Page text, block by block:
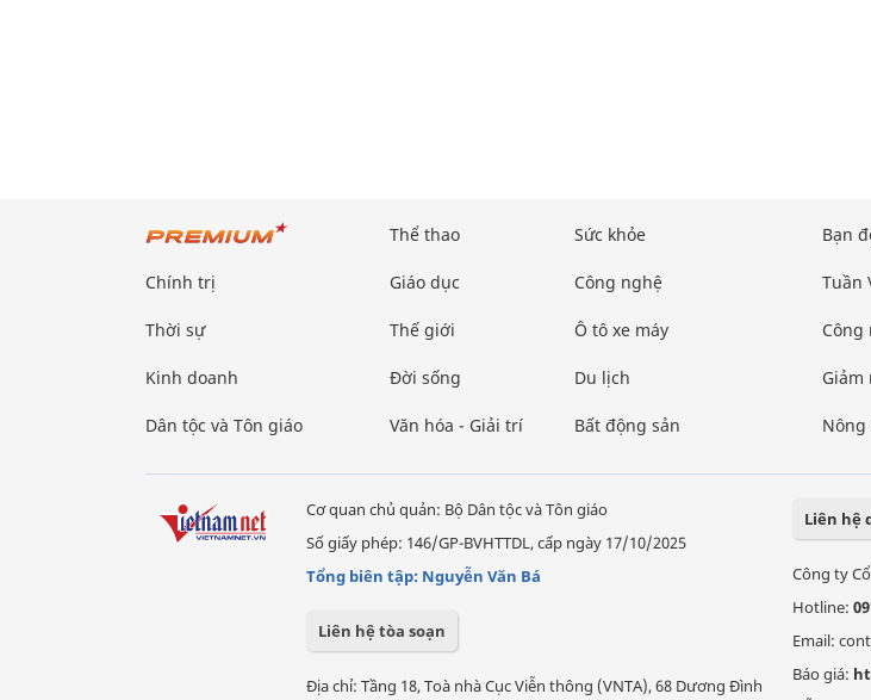
Chính trị
Thời sự
Kinh doanh
Dân tộc và Tôn giáo
Thể thao
Giáo dục
Thế giới
Đời sống
Văn hóa - Giải trí
Sức khỏe
Công nghệ
Ô tô xe máy
Du lịch
Bất động sản
Bạn
Tuần
Giảm
Cơ quan chủ quản: Bộ Dân tộc và Tôn giáo
Số giấy phép: 146/GP-BVHTTDL, cấp ngày 17/10/2025
Tổng biên tập: Nguyễn Văn Bá
Liên hệ tòa soạn
Địa chỉ: Tầng 18, Toà nhà Cục Viễn thông (VNTA), 68 Dương Đình
Liên hệ
Công ty
Hotline:
Email:
Báo giá: